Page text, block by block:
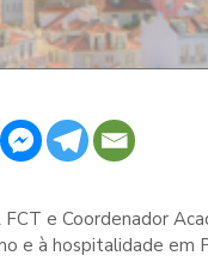
e Coordenador
e à hospitalidade em